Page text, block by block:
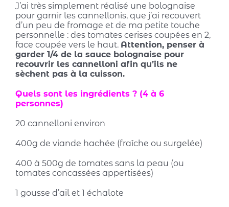
J’ai très simplement réalisé une bolognaise
pour garnir les cannellonis, que j’ai recouvert
d’un peu de fromage et de ma petite touche
personnelle : des tomates cerises coupées en 2,
face coupée vers le haut. Attention, penser à
garder 1/4 de la sauce bolognaise pour
recouvrir les cannelloni afin qu’ils ne
sèchent pas à la cuisson.
Quels sont les ingrédients ? (4 à 6
personnes)
20 cannelloni environ
400g de viande hachée (fraîche ou surgelée)
400 à 500g de tomates sans la peau (ou
tomates concassées appertisées)
1 gousse d’ail et 1 échalote